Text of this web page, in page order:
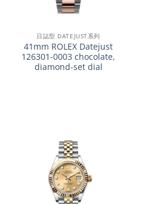
日誌型 DATEJUST系列
41mm ROLEX Datejust
126301-0003 chocolate,
diamond-set dial